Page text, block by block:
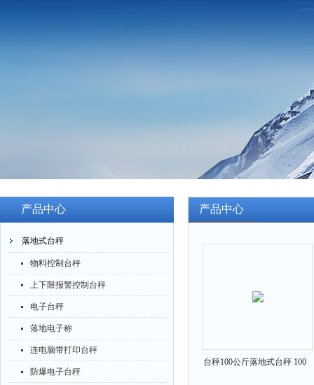
产品中心
落地式台秤
物料控制台秤
上下限报警控制台秤
电子台秤
落地电子称
连电脑带打印台秤
防爆电子台秤
产品中心
台秤100公斤落地式台秤 100